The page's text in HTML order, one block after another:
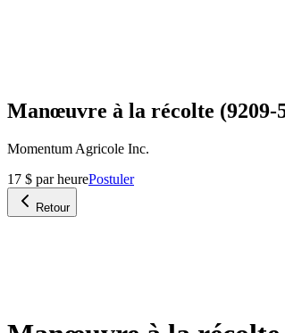
Manœuvre à la récolte
Momentum Agricole Inc.
17 $ par heurePostuler
Retour